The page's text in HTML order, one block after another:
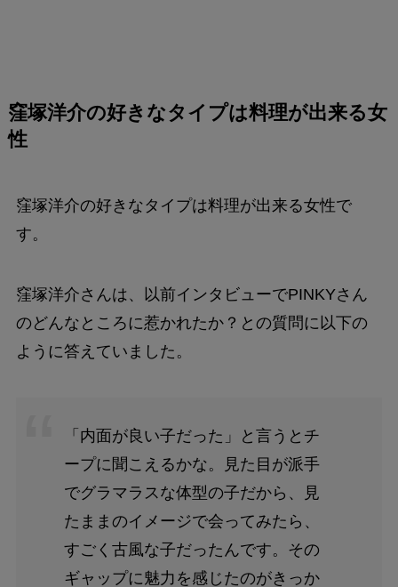
窪塚洋介の好きなタイプは料理が出来る女
性
窪塚洋介の好きなタイプは料理が出来る女性で
す。
窪塚洋介さんは、以前インタビューでPINKYさん
のどんなところに惹かれたか？との質問に以下の
ように答えていました。
「内面が良い子だった」と言うとチ
ープに聞こえるかな。見た目が派手
でグラマラスな体型の子だから、見
たままのイメージで会ってみたら、
すごく古風な子だったんです。その
ギャップに魅力を感じたのがきっか